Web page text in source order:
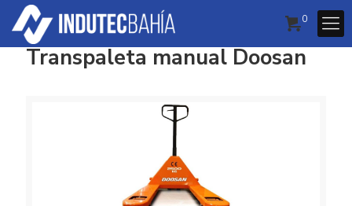
0
Transpaleta manual Doosan